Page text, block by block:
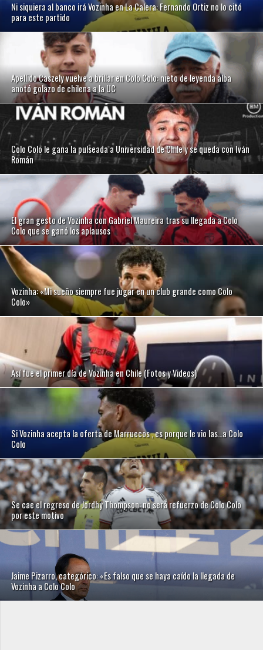
Ni siquiera al banco irá Vozinha en La Calera: Fernando Ortiz no lo citó
para este partido
Apellido Caszely vuelve a brillar en Colo Colo: nieto de leyenda alba
anotó golazo de chilena a la UC
Colo Colo le gana la pulseada a Universidad de Chile y se queda con Iván
Román
El gran gesto de Vozinha con Gabriel Maureira tras su llegada a Colo
Colo que se ganó los aplausos
Vozinha: «Mi sueño siempre fue jugar en un club grande como Colo
Colo»
Así fue el primer día de Vozinha en Chile (Fotos y Videos)
Si Vozinha acepta la oferta de Marruecos , es porque le vio las…a Colo
Colo
Se cae el regreso de Jordhy Thompson: no será refuerzo de Colo Colo
por este motivo
Jaime Pizarro, categórico: «Es falso que se haya caído la llegada de
Vozinha a Colo Colo